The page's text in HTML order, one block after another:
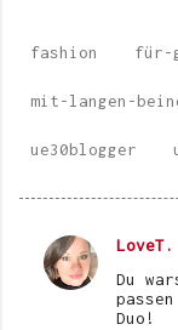
fashion für-
mit-langen-
ue30blogger
K
LoveT.
Du
Duo!